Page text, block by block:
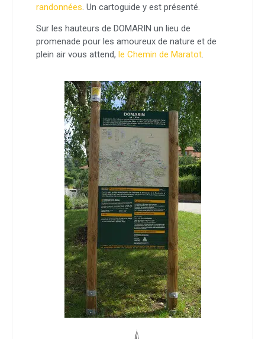
randonnées . Un cartoguide y est présenté.
Sur les hauteurs de DOMARIN un lieu de
promenade pour les amoureux de nature et de
plein air vous attend, le Chemin de Maratot.